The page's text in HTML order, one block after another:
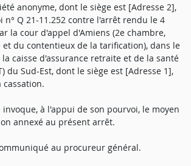
anonyme, dont le siège est [Adresse 2],
n° Q 21-11.252 contre l'arrêt rendu le 4
la cour d'appel d'Amiens (2e chambre,
et du contentieux de la tarification), dans le
caisse d'assurance retraite et de la santé
du Sud-Est, dont le siège est [Adresse 1],
cassation.
invoque, à l'appui de son pourvoi, le moyen
annexé au présent arrêt.
au procureur général.